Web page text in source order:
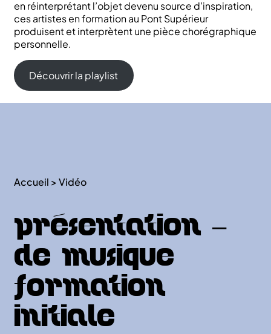
en réinterprétant l’objet devenu source d’inspiration,
ces artistes en formation au Pont Supérieur
produisent et interprètent une pièce chorégraphique
personnelle.
Découvrir la playlist
Accueil >Vidéo
Présentation –
DE musique
formation
initiale